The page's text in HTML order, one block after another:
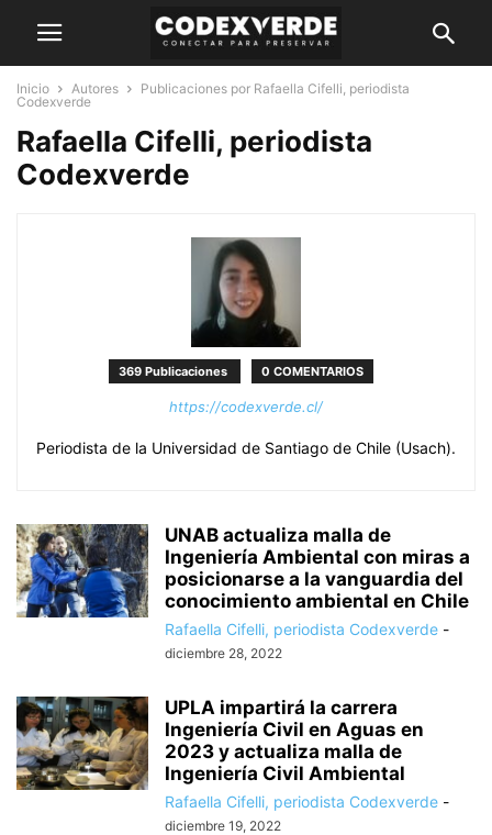
Inicio Autores
Publicaciones por Rafaella Cifelli, periodista
Codexverde
Rafaella Cifelli, periodista
Codexverde
369 Publicaciones 0 COMENTARIOS
https://codexverde.cl/
Periodista de la Universidad de Santiago de Chile (Usach).
UNAB actualiza malla de
Ingeniería Ambiental con miras a
posicionarse a la vanguardia del
conocimiento ambiental en Chile
Rafaella Cifelli, periodista Codexverde -
diciembre 28, 2022
UPLA impartirá la carrera
Ingeniería Civil en Aguas en
2023 y actualiza malla de
Ingeniería Civil Ambiental
Rafaella Cifelli, periodista Codexverde -
diciembre 19, 2022